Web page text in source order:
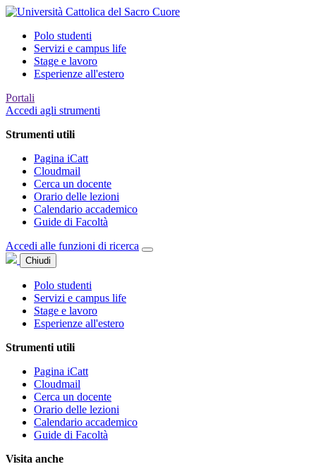
Polo studenti
Servizi e campus life
Stage e lavoro
Esperienze all'estero
Portali
Accedi agli strumenti
Strumenti utili
Pagina iCatt
Cloudmail
Cerca un docente
Orario delle lezioni
Calendario accademico
Guide di Facoltà
Accedi alle funzioni di ricerca
Chiudi
Polo studenti
Servizi e campus life
Stage e lavoro
Esperienze all'estero
Strumenti utili
Pagina iCatt
Cloudmail
Cerca un docente
Orario delle lezioni
Calendario accademico
Guide di Facoltà
Visita anche